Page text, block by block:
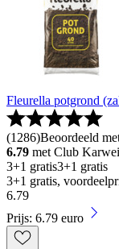
Fleurella potgrond
(1286)Beoordeeld
6.79 met Club Karwei
3+1 gratis3+1 gratis
3+1 gratis,
6.79
Prijs: 6.79 euro